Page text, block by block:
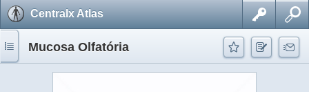
Centralx Atlas
Mucosa Olfatória